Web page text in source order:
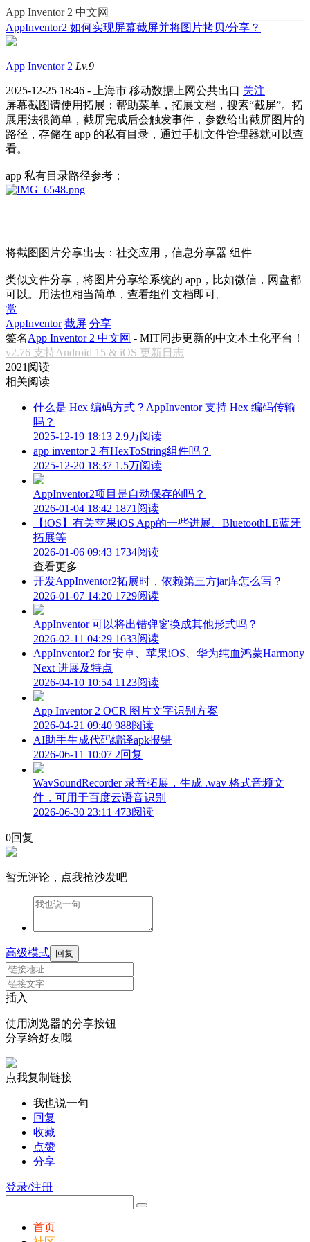
App Inventor 2 中文网
AppInventor2 如何实现屏幕截屏并将图片拷贝/分享？
App Inventor 2 Lv.9
2025-12-25 18:46 - 上海市 移动数据上网公共出口 关注
屏幕截图请使用拓展：帮助菜单，拓展文档，搜索“截屏”。拓
展用法很简单，截屏完成后会触发事件，参数给出截屏图片的
路径，存储在 app 的私有目录，通过手机文件管理器就可以查
看。
app 私有目录路径参考：
将截图图片分享出去：社交应用，信息分享器 组件
类似文件分享，将图片分享给系统的 app，比如微信，网盘都
可以。用法也相当简单，查看组件文档即可。
赏
AppInventor 截屏 分享
签名App Inventor 2 中文网 - MIT同步更新的中文本土化平台！
v2.76 支持Android 15 & iOS 更新日志
2021阅读
相关阅读
什么是 Hex 编码方式？AppInventor 支持 Hex 编码传输
吗？
2025-12-19 18:13 2.9万阅读
app inventor 2 有HexToString组件吗？
2025-12-20 18:37 1.5万阅读
AppInventor2项目是自动保存的吗？
2026-01-04 18:42 1871阅读
【iOS】有关苹果iOS App的一些进展、BluetoothLE蓝牙
拓展等
2026-01-06 09:43 1734阅读
查看更多
开发AppInventor2拓展时，依赖第三方jar库怎么写？
2026-01-07 14:20 1729阅读
AppInventor 可以将出错弹窗换成其他形式吗？
2026-02-11 04:29 1633阅读
AppInventor2 for 安卓、苹果iOS、华为纯血鸿蒙Harmony
Next 进展及特点
2026-04-10 10:54 1123阅读
App Inventor 2 OCR 图片文字识别方案
2026-04-21 09:40 988阅读
AI助手生成代码编译apk报错
2026-06-11 10:07 2回复
WavSoundRecorder 录音拓展，生成 .wav 格式音频文
件，可用于百度云语音识别
2026-06-30 23:11 473阅读
0回复
暂无评论，点我抢沙发吧
高级模式 回复
插入
使用浏览器的分享按钮
分享给好友哦
点我复制链接
我也说一句
回复
收藏
点赞
分享
登录/注册
首页